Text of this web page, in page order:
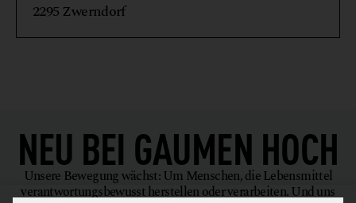
2295 Zwerndorf
NEU BEI GAUMEN HOCH
Unsere Bewegung wächst: Um Menschen, die Lebensmittel
verantwortungsbewusst herstellen oder verarbeiten. Und uns